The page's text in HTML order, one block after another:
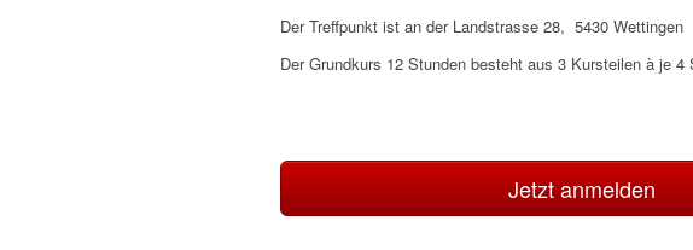
Der Treffpunkt ist an der Landstrasse 28, 5430 Wettingen
Der Grundkurs 12 Stunden besteht aus 3 Kursteilen à je
Jetzt anmelden